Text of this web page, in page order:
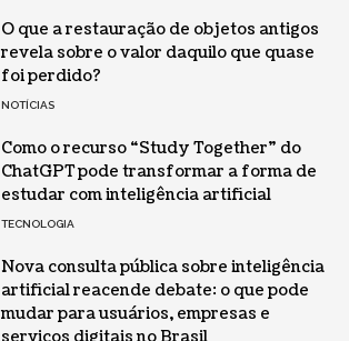
O que a restauração de objetos antigos
revela sobre o valor daquilo que quase
foi perdido?
NOTÍCIAS
Como o recurso “Study Together” do
ChatGPT pode transformar a forma de
estudar com inteligência artificial
TECNOLOGIA
Nova consulta pública sobre inteligência
artificial reacende debate: o que pode
mudar para usuários, empresas e